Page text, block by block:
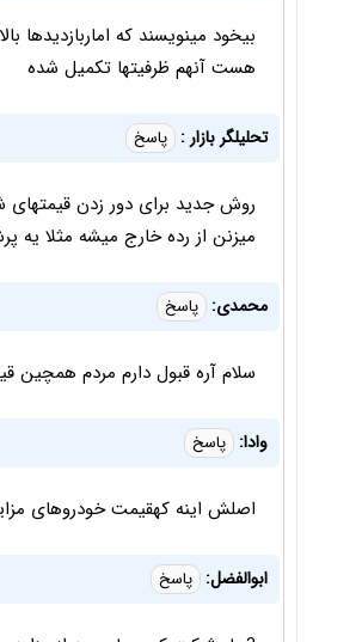
بیخود مینویسند که
هست آنهم ظرفیتها تکمیل شده
تحلیلگر بازار : پاسخ
روش جدید برای دور زدن
میزنن از رده خارج میشه مثلا یه پرشیا 350 رو تو مزایده بدون گارانتی حداقل500 میفروشن علی
محمدی: پاسخ
سلام آره قبول دارم مردم همچین
وادا: پاسخ
اصلش اینه کهقیمت خودروهای مزایده باید
ابوالفضل: پاسخ